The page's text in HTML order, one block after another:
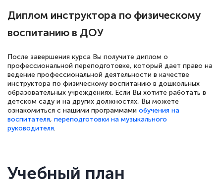
количество тематической литературы,
пособий и учебников доступно на время
аттестации, проблем не возникло ни на
каком этапе…
Диплом инструктора по физическому
воспитанию в ДОУ
После завершения курса Вы получите диплом о
профессиональной переподготовке, который дает право на
ведение профессиональной деятельности в качестве
инструктора по физическому воспитанию в дошкольных
образовательных учреждениях. Если Вы хотите работать в
детском саду и на других должностях, Вы можете
ознакомиться с нашими программами обучения на
воспитателя, переподготовки на музыкального
руководителя.
Учебный план